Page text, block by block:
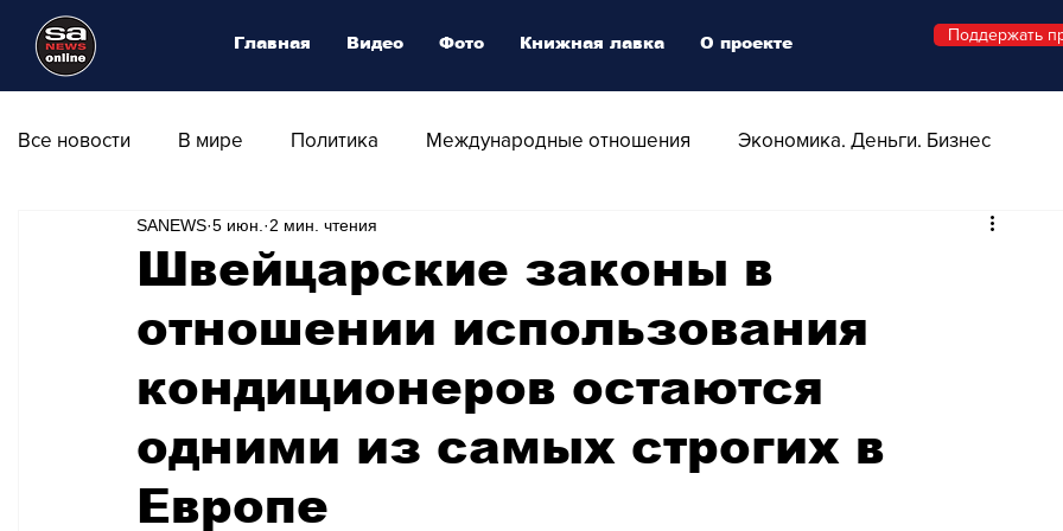
Все новости В мире Политика Международные отношения Экономика. Деньги. Бизнес
Общество Армия Аналитика
Транспорт Культура Магия искусства Swiss Афиша Стиль Стильный четверг
Афиша - Выставки - Музеи
Швейцарские законы в
отношении использования
кондиционеров остаются
одними из самых строгих в
Европе
SANEWS 5 июн. 2 мин. чтения
Главная Видео Фото Книжная лавка О проекте Поддержать